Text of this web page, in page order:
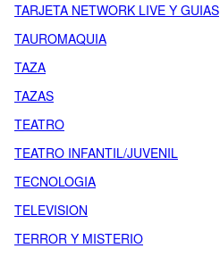
TARJETA NETWORK LIVE Y GUIAS
TAUROMAQUIA
TAZA
TAZAS
TEATRO
TEATRO INFANTIL/JUVENIL
TECNOLOGIA
TELEVISION
TERROR Y MISTERIO